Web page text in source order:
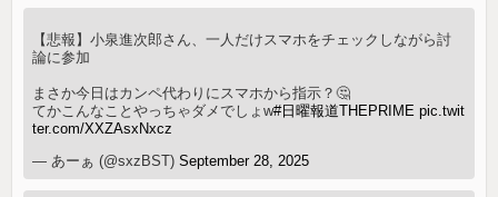
【悲報】小泉進次郎さん、一人だけスマホをチェックしながら討
論に参加
まさか今日はカンペ代わりにスマホから指示？🤔
てかこんなことやっちゃダメでしょw#日曜報道THEPRIME pic.twit
ter.com/XXZAsxNxcz
— あーぁ (@sxzBST)September 28, 2025